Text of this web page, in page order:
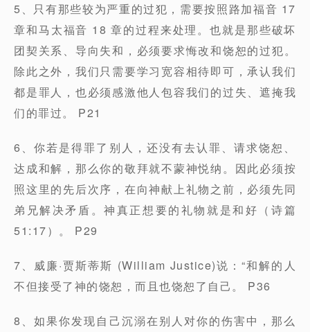
5、只有那些较为严重的过犯，需要按照路加福音 17
章和马太福音 18 章的过程来处理。也就是那些破坏
团契关系、导向失和，必须要求悔改和饶恕的过犯。
除此之外，我们只需要学习宽容相待即可，承认我们
都是罪人，也必须感激他人包容我们的过失、遮掩我
们的罪过。 P21
6、你若是得罪了别人，还没有去认罪、请求饶恕、
达成和解，那么你的敬拜就不蒙神悦纳。因此必须按
照这里的先后次序，在向神献上礼物之前，必须先同
弟兄解决矛盾。神真正想要的礼物就是和好（诗篇
51:17）。 P29
7、威廉·贾斯蒂斯 (William Justice)说：“和解的人
不但接受了神的饶恕，而且也饶恕了自己。 P36
8、如果你发现自己沉溺在别人对你的伤害中，那么